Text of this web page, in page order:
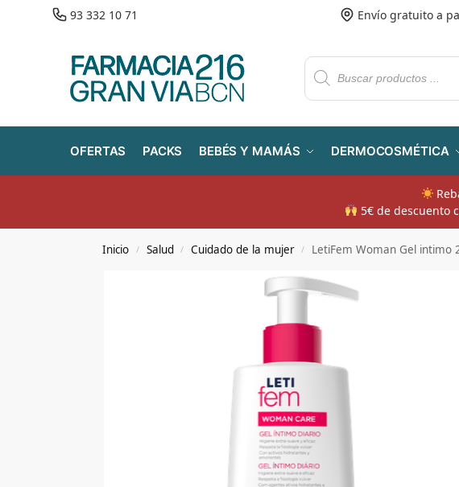
93 332 10 71 Envío gratuito a
OFERTAS PACKS BEBÉS Y MAMÁS DERMOCOSMÉTICA
5€ de descuento
Inicio / Salud / Cuidado de la mujer / LetiFem Woman Gel intimo